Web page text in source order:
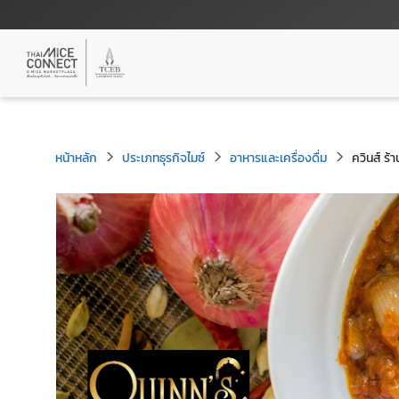
หน้าหลัก ประเภทธุรกิจไมซ์ อาหารและเครื่องดื่ม ควินส์ ร้